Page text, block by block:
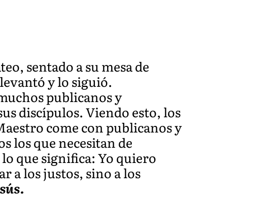
sentado a su mesa de
y lo siguió.
publicanos y
discípulos. Viendo esto, los
come con publicanos y
los que necesitan de
que significa: Yo quiero
a los justos, sino a los